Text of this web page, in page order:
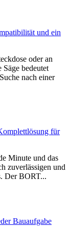
und ein
oder an
bedeutet
nach einer
für
Minute und das
zuverlässigen und
Der BORT...
Bauaufgabe